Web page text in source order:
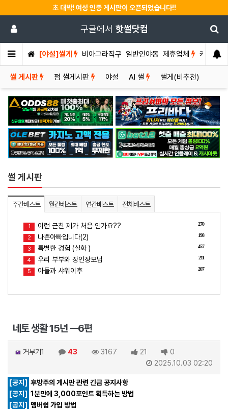
초 대박! 여성 인증 게시판이 오픈되었습니다!!
구글에서 핫썰닷컴
[야설]썰게 비아그라직구 일반인야동 제휴업체 커뮤니티
썰 게시판 펌 썰게시판 야설 AI 썰 썰게(비추천)
썰 게시판
주간베스트 월간베스트 연간베스트 전체베스트
270
1 이런 근친 제가 처음 인가요??
198
2 나쁜아빠입니다(2)
457
3 특별한 경험 (실화 )
211
4 우리 부부와 장인장모님
207
5 아들과 샤워이후
네토 생활 15년 ㅡ6편
거부기1 43 3167 21
0
2025.10.03 02:20
[공지] 후방주의 게시판 관련 긴급 공지사항
[공지] 1분만에 3,000포인트 획득하는 방법
[공지]
멤버쉽 가입 방법